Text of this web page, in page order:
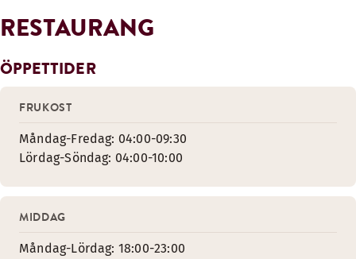
RESTAURANG
ÖPPETTIDER
FRUKOST
Måndag-Fredag: 04:00-09:30
Lördag-Söndag: 04:00-10:00
MIDDAG
Måndag-Lördag: 18:00-23:00